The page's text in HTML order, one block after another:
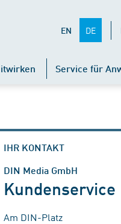
EN DE
Service für
IHR KONTAKT
DIN Media GmbH
Kundenservice
Am DIN-Platz